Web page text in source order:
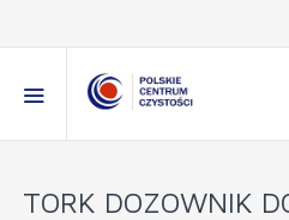
TORK DOZOWNIK